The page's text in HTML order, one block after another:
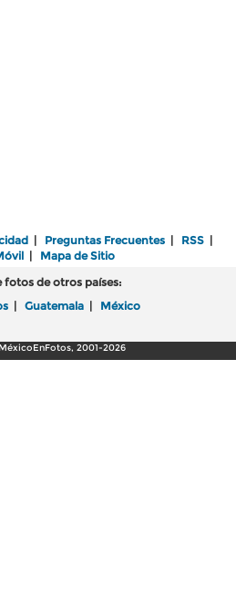
| Preguntas Frecuentes | RSS |
| Mapa de Sitio
fotos de otros países:
| Guatemala | México
2001-2026